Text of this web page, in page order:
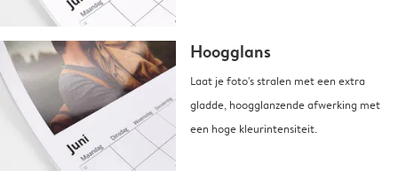
Hoogglans
Laat je foto's stralen met een extra
gladde, hoogglanzende afwerking met
een hoge kleurintensiteit.